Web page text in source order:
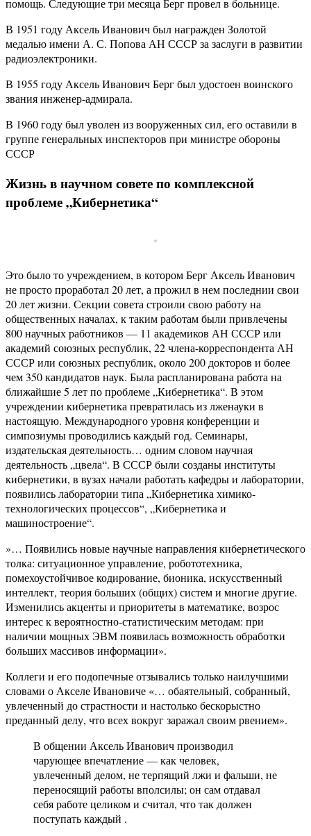
помощь. Следующие три месяца Берг провел в больнице.
В 1951 году Аксель Иванович был награжден Золотой
медалью имени А. С. Попова АН СССР за заслуги в развитии
радиоэлектроники.
В 1955 году Аксель Иванович Берг был удостоен воинского
звания инженер-адмирала.
В 1960 году был уволен из вооруженных сил, его оставили в
группе генеральных инспекторов при министре обороны
СССР
Жизнь в научном совете по комплексной
проблеме „Кибернетика“
Это было то учреждением, в котором Берг Аксель Иванович
не просто проработал 20 лет, а прожил в нем последнии свои
20 лет жизни. Секции совета строили свою работу на
общественных началах, к таким работам были привлечены
800 научных работников — 11 академиков АН СССР или
академий союзных республик, 22 члена-корреспондента АН
СССР или союзных республик, около 200 докторов и более
чем 350 кандидатов наук. Была распланирована работа на
ближайшие 5 лет по проблеме „Кибернетика“. В этом
учреждении кибернетика превратилась из лженауки в
настоящую. Международного уровня конференции и
симпозиумы проводились каждый год. Семинары,
издательская деятельность… одним словом научная
деятельность „цвела“. В СССР были созданы институты
кибернетики, в вузах начали работать кафедры и лаборатории,
появились лаборатории типа „Кибернетика химико-
технологических процессов“, „Кибернетика и
машиностроение“.
»… Появились новые научные направления кибернетического
толка: ситуационное управление, робототехника,
помехоустойчивое кодирование, бионика, искусственный
интеллект, теория больших (общих) систем и многие другие.
Изменились акценты и приоритеты в математике, возрос
интерес к вероятностно-статистическим методам: при
наличии мощных ЭВМ появилась возможность обработки
больших массивов информации».
Коллеги и его подопечные отзывались только наилучшими
словами о Акселе Ивановиче «… обаятельный, собранный,
увлеченный до страстности и настолько бескорыстно
преданный делу, что всех вокруг заражал своим рвением».
В общении Аксель Иванович производил
чарующее впечатление — как человек,
увлеченный делом, не терпящий лжи и фальши, не
переносящий работы вполсилы; он сам отдавал
себя работе целиком и считал, что так должен
поступать каждый .